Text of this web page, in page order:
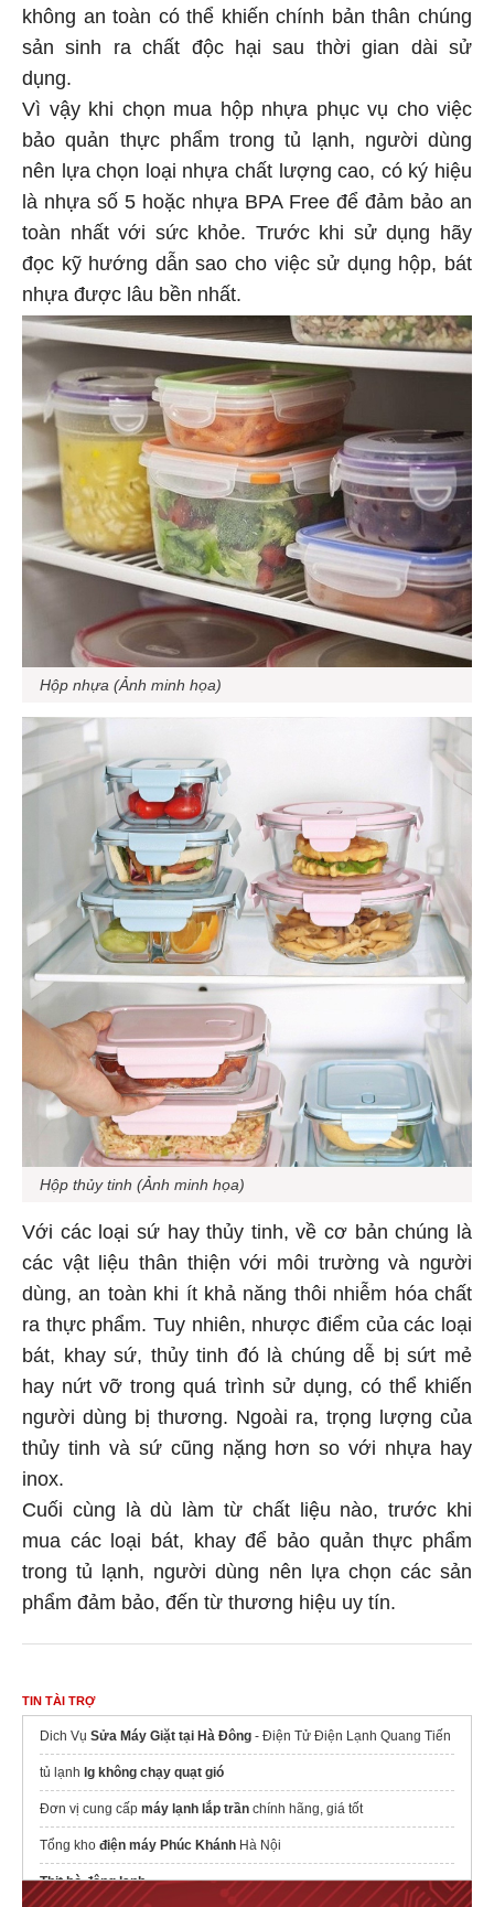
không an toàn có thể khiến chính bản thân chúng
sản sinh ra chất độc hại sau thời gian dài sử
dụng.
Vì vậy khi chọn mua hộp nhựa phục vụ cho việc
bảo quản thực phẩm trong tủ lạnh, người dùng
nên lựa chọn loại nhựa chất lượng cao, có ký hiệu
là nhựa số 5 hoặc nhựa BPA Free để đảm bảo an
toàn nhất với sức khỏe. Trước khi sử dụng hãy
đọc kỹ hướng dẫn sao cho việc sử dụng hộp, bát
nhựa được lâu bền nhất.
Hộp nhựa (Ảnh minh họa)
Hộp thủy tinh (Ảnh minh họa)
Với các loại sứ hay thủy tinh, về cơ bản chúng là
các vật liệu thân thiện với môi trường và người
dùng, an toàn khi ít khả năng thôi nhiễm hóa chất
ra thực phẩm. Tuy nhiên, nhược điểm của các loại
bát, khay sứ, thủy tinh đó là chúng dễ bị sứt mẻ
hay nứt vỡ trong quá trình sử dụng, có thể khiến
người dùng bị thương. Ngoài ra, trọng lượng của
thủy tinh và sứ cũng nặng hơn so với nhựa hay
inox.
Cuối cùng là dù làm từ chất liệu nào, trước khi
mua các loại bát, khay để bảo quản thực phẩm
trong tủ lạnh, người dùng nên lựa chọn các sản
phẩm đảm bảo, đến từ thương hiệu uy tín.
TIN TÀI TRỢ
Dich Vụ Sửa Máy Giặt tại Hà Đông - Điện Tử Điện Lạnh Quang Tiến
tủ lạnh lg không chạy quạt gió
Đơn vị cung cấp máy lạnh lắp trần chính hãng, giá tốt
Tổng kho điện máy Phúc Khánh Hà Nội
Thịt bò đông lạnh